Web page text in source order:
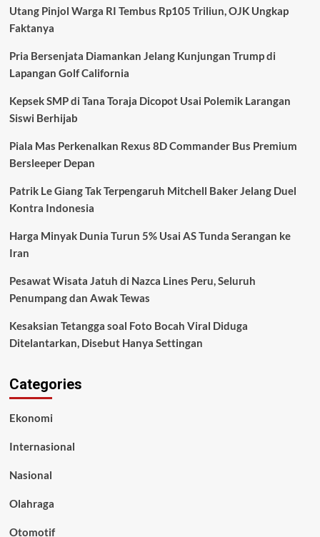
Hitungan
Utang Pinjol Warga RI Tembus Rp105 Triliun, OJK Ungkap
Faktanya
Pria Bersenjata Diamankan Jelang Kunjungan Trump di
Lapangan Golf California
Kepsek SMP di Tana Toraja Dicopot Usai Polemik Larangan
Siswi Berhijab
Piala Mas Perkenalkan Rexus 8D Commander Bus Premium
Bersleeper Depan
Patrik Le Giang Tak Terpengaruh Mitchell Baker Jelang Duel
Kontra Indonesia
Harga Minyak Dunia Turun 5% Usai AS Tunda Serangan ke
Iran
Pesawat Wisata Jatuh di Nazca Lines Peru, Seluruh
Penumpang dan Awak Tewas
Kesaksian Tetangga soal Foto Bocah Viral Diduga
Ditelantarkan, Disebut Hanya Settingan
Categories
Ekonomi
Internasional
Nasional
Olahraga
Otomotif